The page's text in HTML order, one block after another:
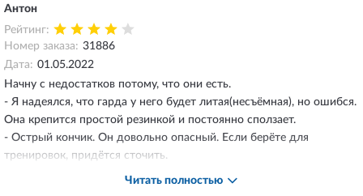
Антон
Рейтинг:
Номер заказа: 31886
Дата: 01.05.2022
Начну с недостатков потому, что они есть.
- Я надеялся, что гарда у него будет литая(несъёмная), но ошибся.
Она крепится простой резинкой и постоянно сползает.
- Острый кончик. Он довольно опасный. Если берёте для
тренировок, придётся сточить.
- Очень грубая ручка, натирает ладони. Без перчаток долго не
Читать полностью